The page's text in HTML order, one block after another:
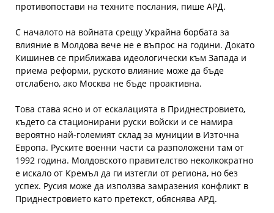
противопостави на техните послания, пише АРД.
С началото на войната срещу Украйна борбата за
влияние в Молдова вече не е въпрос на години. Докато
Кишинев се приближава идеологически към Запада и
приема реформи, руското влияние може да бъде
отслабено, ако Москва не бъде проактивна.
Това става ясно и от ескалацията в Приднестровието,
където са стационирани руски войски и се намира
вероятно най-големият склад за муниции в Източна
Европа. Руските военни части са разположени там от
1992 година. Молдовското правителство неколкократно
е искало от Кремъл да ги изтегли от региона, но без
успех. Русия може да използва замразения конфликт в
Приднестровието като претекст, обяснява АРД.